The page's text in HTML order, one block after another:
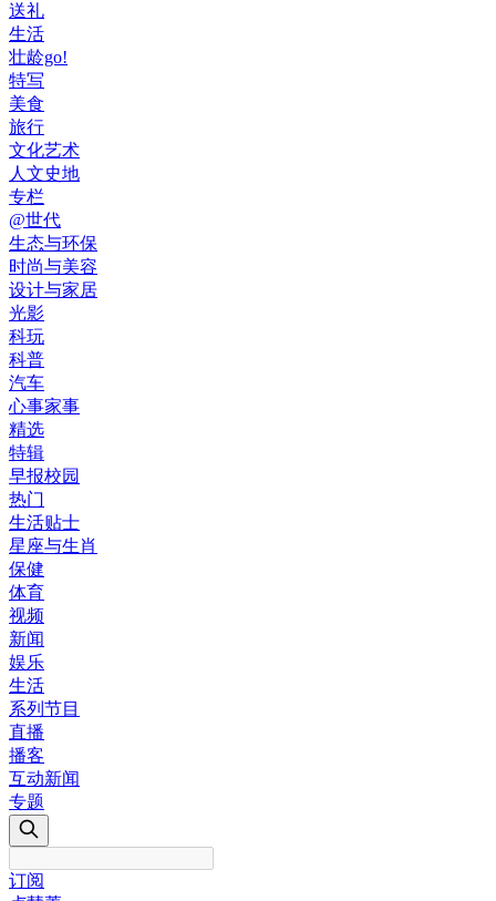
送礼
生活
壮龄go!
特写
美食
旅行
文化艺术
人文史地
专栏
@世代
生态与环保
时尚与美容
设计与家居
光影
科玩
科普
汽车
心事家事
精选
特辑
早报校园
热门
生活贴士
星座与生肖
保健
体育
视频
新闻
娱乐
生活
系列节目
直播
播客
互动新闻
专题
订阅